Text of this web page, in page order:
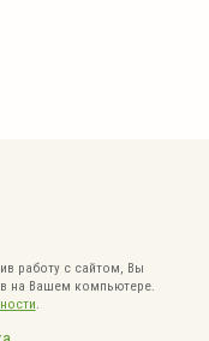
работу с сайтом, Вы
на Вашем компьютере.
.